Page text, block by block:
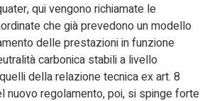
qui vengono richiamate le
che già prevedono un modello
delle prestazioni in funzione
carbonica stabili a livello
della relazione tecnica ex art. 8
nuovo regolamento, poi, si spinge forte